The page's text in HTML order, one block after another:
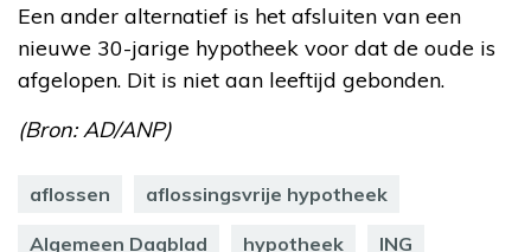
Een ander alternatief is het afsluiten van een
nieuwe 30-jarige hypotheek voor dat de oude is
afgelopen. Dit is niet aan leeftijd gebonden.
(Bron: AD/ANP)
aflossen aflossingsvrije hypotheek
Algemeen Dagblad hypotheek ING